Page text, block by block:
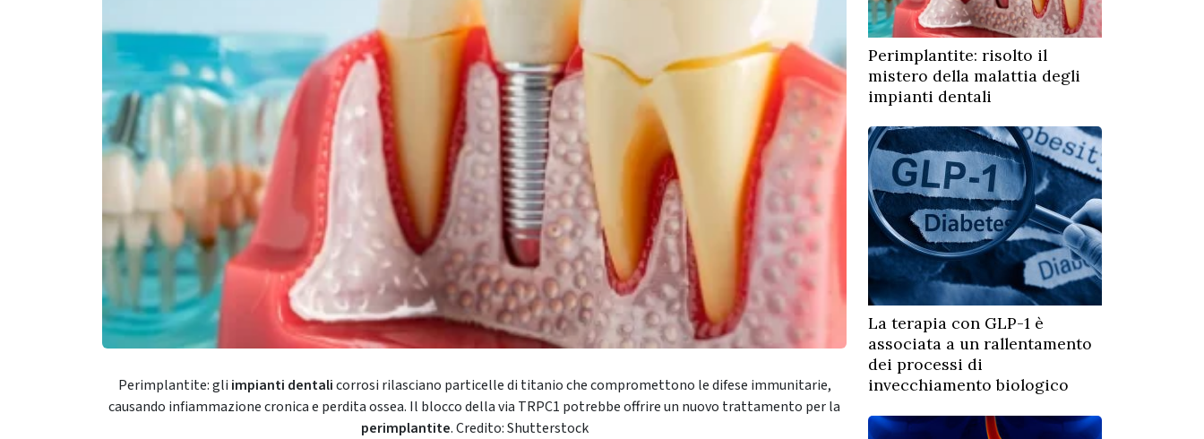
Perimplantite: gli impianti dentalicorrosi rilasciano particelle di titanio che compromettono le difese immunitarie,
causando infiammazione cronica e perdita ossea. Il blocco della via TRPC1 potrebbe offrire un nuovo trattamento per la
perimplantite. Credito: Shutterstock
Perimplantite: risolto il
mistero della malattia degli
impianti dentali
La terapia con GLP-1 è
associata a un rallentamento
dei processi di
invecchiamento biologico